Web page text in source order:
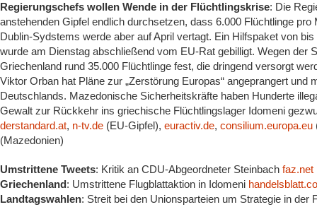
Regierungschefs wollen Wende in der Flüchtlingskrise: Die
anstehenden Gipfel endlich durchsetzen, dass 6.000 Flüchtlinge
Dublin-Sydstems werde aber auf April vertagt. Ein Hilfspaket von
wurde am Dienstag abschließend vom EU-Rat gebilligt. Wegen der
Griechenland rund 35.000 Flüchtlinge fest, die dringend versorgt
Viktor Orban hat Pläne zur „Zerstörung Europas“ angeprangert und
Deutschlands. Mazedonische Sicherheitskräfte haben Hunderte
Gewalt zur Rückkehr ins griechische Flüchtlingslager Idomeni
derstandard.at, n-tv.de (EU-Gipfel), euractiv.de, consilium.europa.eu
(Mazedonien)
Umstrittene Tweets: Kritik an CDU-Abgeordneter Steinbach faz.net
Griechenland: Umstrittene Flugblattaktion in Idomeni
Landtagswahlen: Streit bei den Unionsparteien um Strategie in der